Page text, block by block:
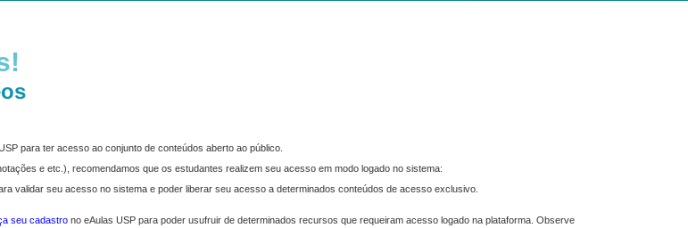
para ter acesso ao conjunto de conteúdos aberto ao público.
e etc.), recomendamos que os estudantes realizem seu acesso em modo logado no sistema:
validar seu acesso no sistema e poder liberar seu acesso a determinados conteúdos de acesso exclusivo.
seu cadastro no eAulas USP para poder usufruir de determinados recursos que requeiram acesso logado na plataforma. Observe